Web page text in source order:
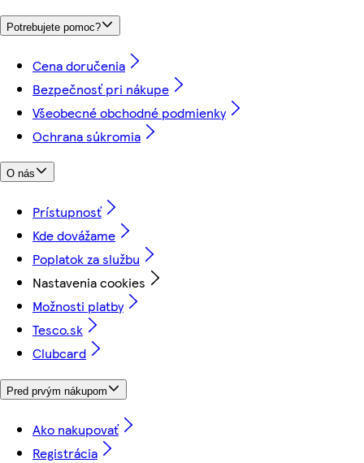
Potrebujete pomoc?
Cena doručenia
Bezpečnosť pri nákupe
Všeobecné obchodné podmienky
Ochrana súkromia
O nás
Prístupnosť
Kde dovážame
Poplatok za službu
Nastavenia cookies
Možnosti platby
Tesco.sk
Clubcard
Pred prvým nákupom
Ako nakupovať
Registrácia